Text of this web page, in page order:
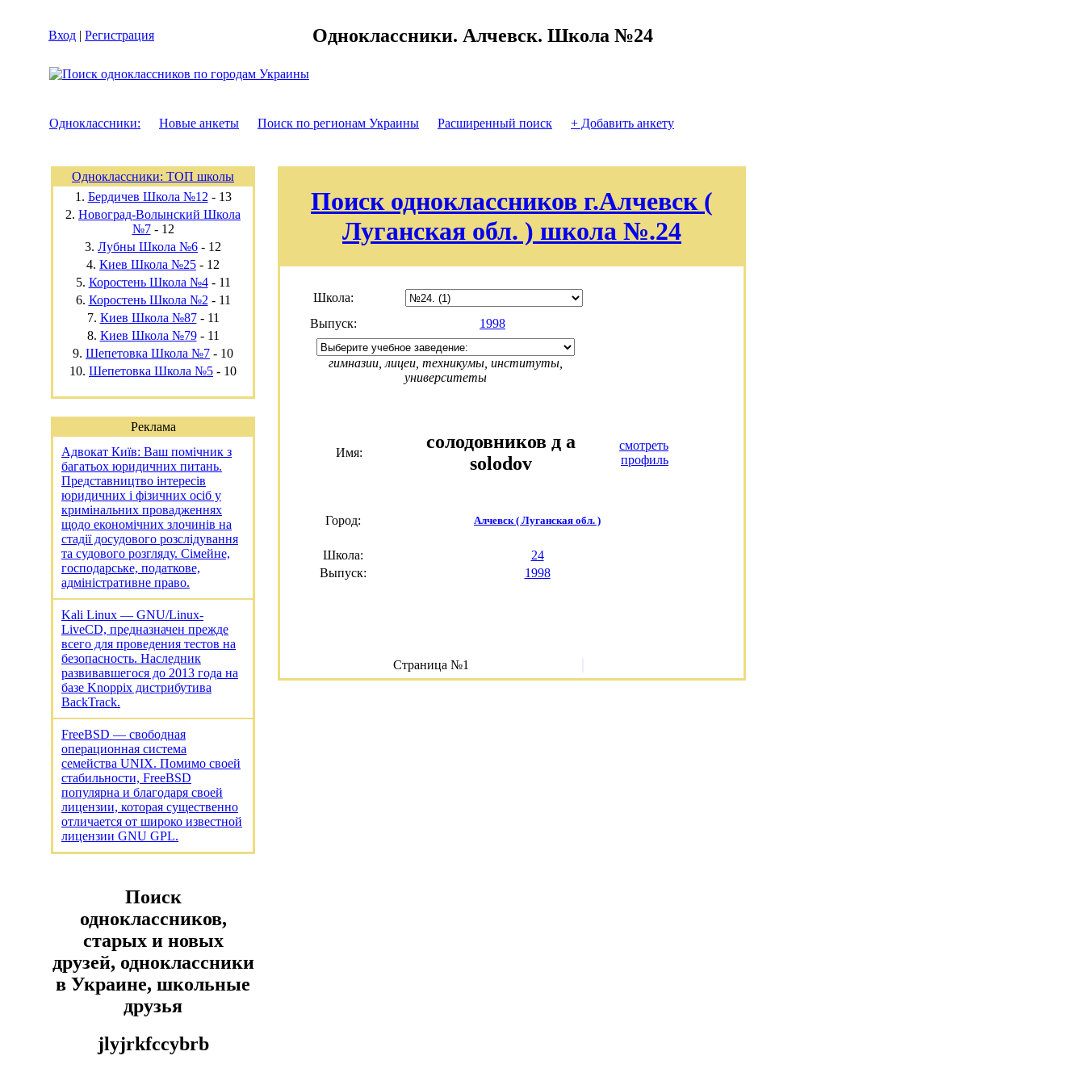
Вход | Регистрация Одноклассники. Алчевск. Школа №24
Одноклассники: Новые анкеты Поиск по регионам Украины Расширенный поиск + Добавить анкету
Одноклассники: ТОП школы
1. Бердичев Школа №12 - 13
2. Новоград-Волынский Школа
№7- 12
3. Лубны Школа №6 - 12
4. Киев Школа №25 - 12
5. Коростень Школа №4- 11
6. Коростень Школа №2 - 11
7. Киев Школа №87- 11
8. Киев Школа №79- 11
9. Шепетовка Школа №7 - 10
10. Шепетовка Школа №5 - 10
Реклама
Адвокат Київ: Ваш помічник з
багатьох юридичних питань.
Представництво інтересів
юридичних і фізичних осіб у
кримінальних провадженнях
щодо економічних злочинів на
стадії досудового розслідування
та судового розгляду. Сімейне,
господарське, податкове,
адміністративне право.
Kali Linux — GNU/Linux-
LiveCD, предназначен прежде
всего для проведения тестов на
безопасность. Наследник
развивавшегося до 2013 года на
базе Knoppix дистрибутива
BackTrack.
FreeBSD — свободная
операционная система
семейства UNIX. Помимо своей
стабильности, FreeBSD
популярна и благодаря своей
лицензии, которая существенно
отличается от широко известной
лицензии GNU GPL.
Поиск
одноклассников,
старых и новых
друзей, одноклассники
в Украине, школьные
друзья
jlyjrkfccybrb
Поиск одноклассников г.Алчевск (
Луганская обл. ) школа №.24
Школа:
Выпуск:
1998
гимназии, лицеи, техникумы, институты,
университеты
Имя:
солодовников д а
solodov
смотреть
профиль
Город: Алчевск ( Луганская обл. )
Школа:
24
Выпуск:
1998
Страница №1